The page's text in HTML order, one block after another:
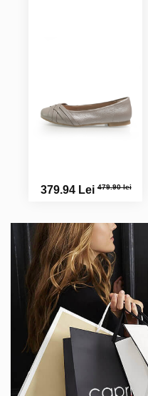
379.94 Lei479.90 lei